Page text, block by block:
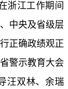
浙江工作期间
中央及省级层
正确政绩观正
警示教育大会
汪双林、余瑞